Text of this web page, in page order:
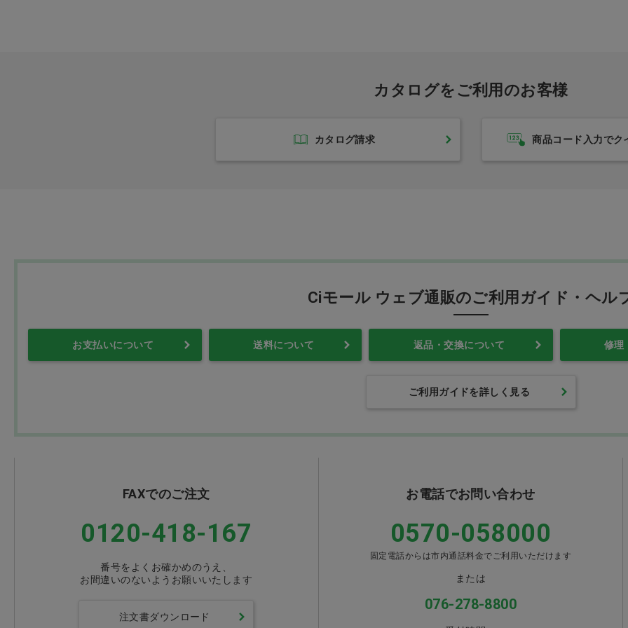
カタログをご利用のお客様
カタログ請求 商品コード入力でク
Ciモール ウェブ通販のご利用ガイド・ヘル
お支払いについて 送料について 返品・交換について 修理
ご利用ガイドを詳しく見る
FAXでのご注文
0120-418-167
番号をよくお確かめのうえ、
お間違いのないようお願いいたします
注文書ダウンロード
お電話でお問い合わせ
0570-058000
固定電話からは市内通話料金でご利用いただけます
または
076-278-8800